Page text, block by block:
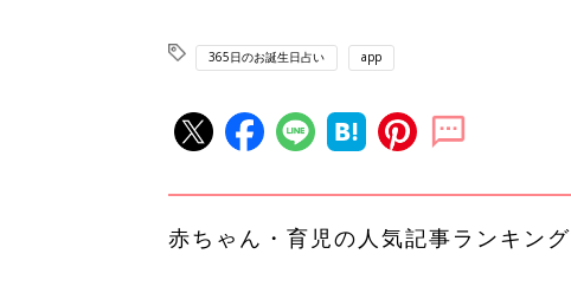
365日のお誕生日占い app
赤ちゃん・育児の人気記事ランキング